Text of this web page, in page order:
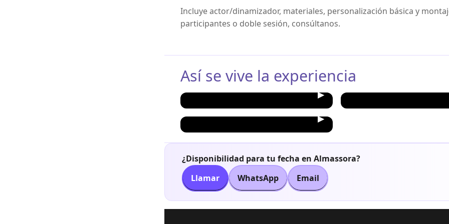
Incluye actor/dinamizador, materiales, personalización básica y
participantes o doble sesión, consúltanos.
Así se vive la experiencia
¿Disponibilidad para tu fecha en Almassora?
Llamar
WhatsApp Email